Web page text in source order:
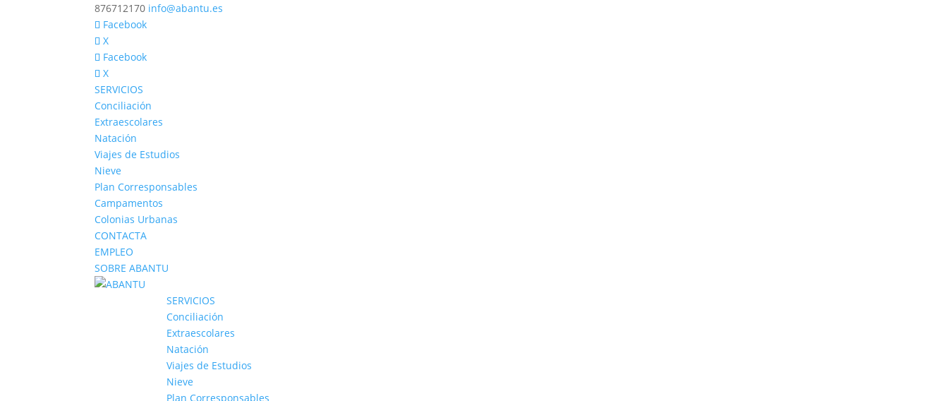
876712170 info@abantu.es
Facebook
X
Facebook
X
SERVICIOS
Conciliación
Extraescolares
Natación
Viajes de Estudios
Nieve
Plan Corresponsables
Campamentos
Colonias Urbanas
CONTACTA
EMPLEO
SOBRE ABANTU
SERVICIOS
Conciliación
Extraescolares
Natación
Viajes de Estudios
Nieve
Plan Corresponsables